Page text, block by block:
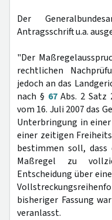
Der
Antragsschrift u.a.
"Der
rechtlichen
jedoch an das
nach § 67Abs. 2 Satz
vom 16. Juli 2007 das
Unterbringung in
einer zeitigen
bestimmen soll,
Maßregel zu
Entscheidung über
bisheriger Fassung
veranlasst.